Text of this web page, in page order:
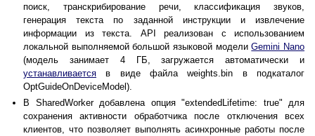
поиск, транскрибирование речи, классификация звуков,
генерация текста по заданной инструкции и извлечение
информации из текста. API реализован с использованием
локальной выполняемой большой языковой моделиGemini Nano
(модель занимает 4 ГБ, загружается автоматически и
устанавливается в виде файла weights.bin в подкаталог
OptGuideOnDeviceModel).
В SharedWorker добавлена опция "extendedLifetime: true" для
сохранения активности обработчика после отключения всех
клиентов, что позволяет выполнять асинхронные работы после